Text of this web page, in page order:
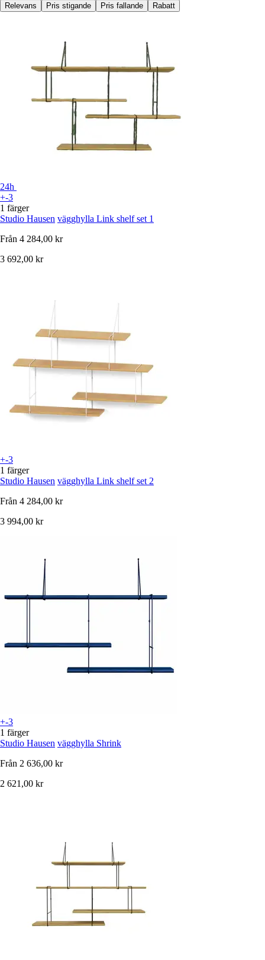
Relevans
Pris stigande Pris fallande Rabatt
24h
+-3
1 färger
Studio Hausen vägghylla Link shelf set 1
Från 4 284,00 kr
3 692,00 kr
+-3
1 färger
Studio Hausen vägghylla Link shelf set 2
Från 4 284,00 kr
3 994,00 kr
+-3
1 färger
Studio Hausen vägghylla Shrink
Från 2 636,00 kr
2 621,00 kr